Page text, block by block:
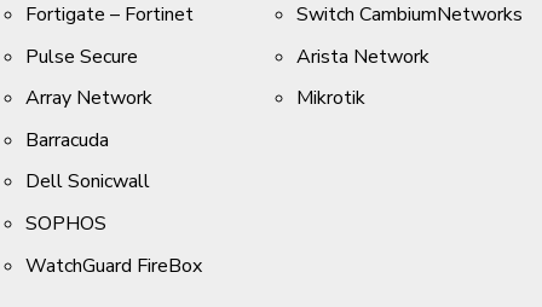
Fortigate – Fortinet
Pulse Secure
Array Network
Barracuda
Dell Sonicwall
SOPHOS
WatchGuard FireBox
Switch CambiumNetworks
Arista Network
Mikrotik